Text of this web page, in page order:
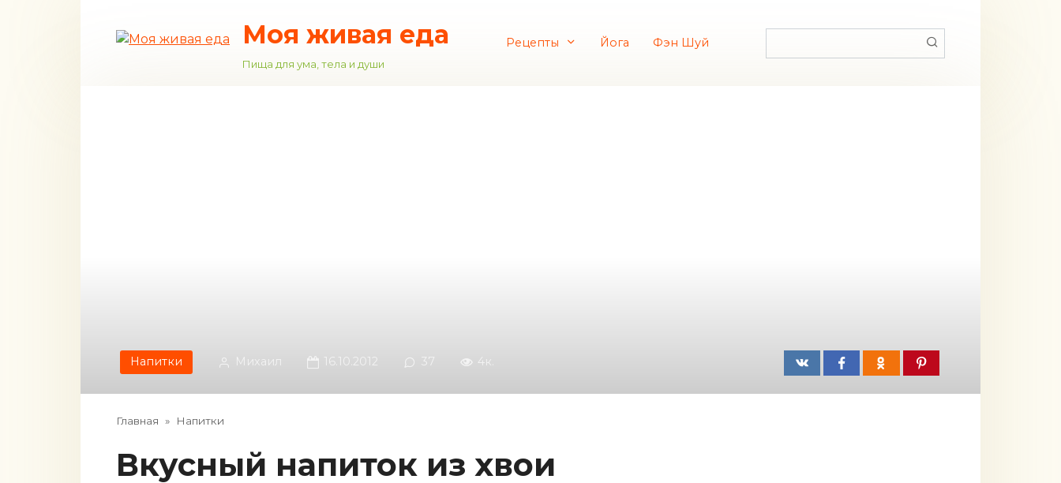
Моя живая еда
Пища для ума, тела и души
Рецепты Йога Фэн Шуй
Напитки Михаил 16.10.2012 37 4к.
Главная » Напитки
Вкусный напиток из хвои